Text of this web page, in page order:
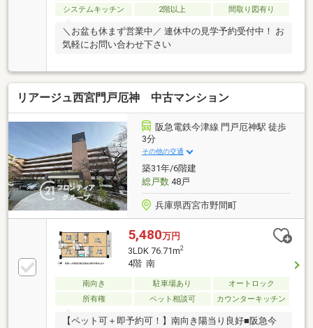
システムキッチン 2階以上 間取り図有り
＼お盆も休まず営業中／ 連休中の見学予約受付中！ お
気軽にお問い合わせ下さい
リアージュ西宮門戸厄神 中古マンション
阪急電鉄今津線 門戸厄神駅 徒歩
3分
その他の交通
築31年/6階建
総戸数48戸
兵庫県西宮市野間町
5,480万円
3LDK 76.71m2
4階 南
南向き 駐車場あり
オートロック
所有権
ペット相談可 カウンターキッチン
【ペット可＋即予約可！】南向き陽当り良好■阪急今